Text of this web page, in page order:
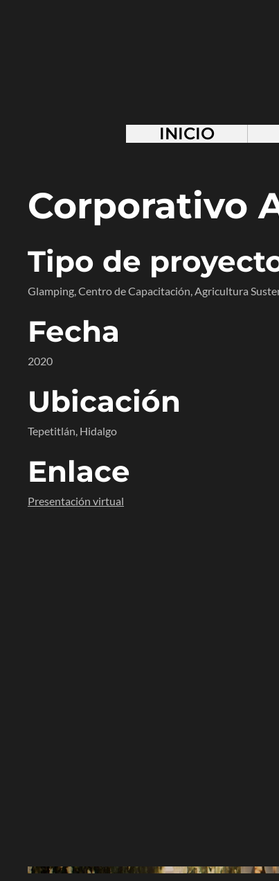
INICIO
Corporativo
Tipo de
Glamping, Centro de Capacitación, Agricultura
Fecha
2020
Ubicación
Tepetitlán, Hidalgo
Enlace
Presentación virtual